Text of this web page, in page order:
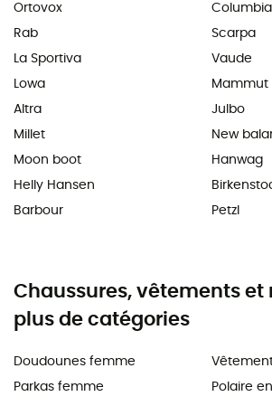
Ortovox
Rab
La Sportiva
Lowa
Altra
Millet
Moon boot
Helly Hansen
Barbour
Columbia
Scarpa
Vaude
Mammut
Julbo
New
Hanwag
Petzl
Chaussures, vêtements et
plus de catégories
Doudounes femme
Parkas femme
Polaire